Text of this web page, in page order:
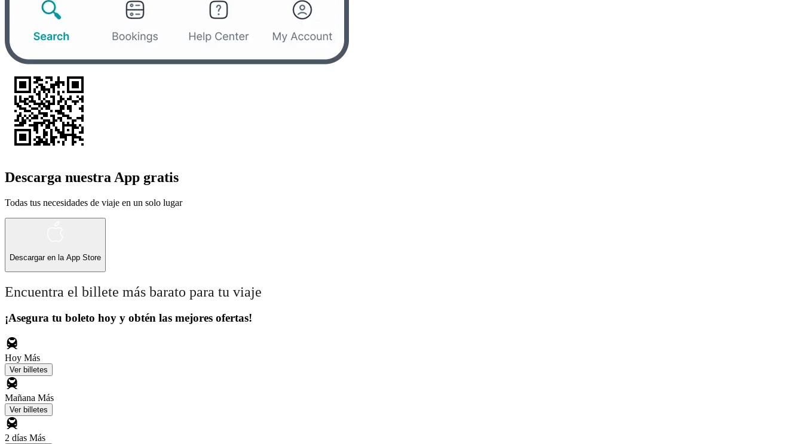
Descarga nuestra App gratis
Todas tus necesidades de viaje en un solo lugar
Descargar en la App Store
Encuentra el billete más barato para tu viaje
¡Asegura tu boleto hoy y obtén las mejores ofertas!
Hoy Más
Ver billetes
Mañana Más
Ver billetes
2 días Más